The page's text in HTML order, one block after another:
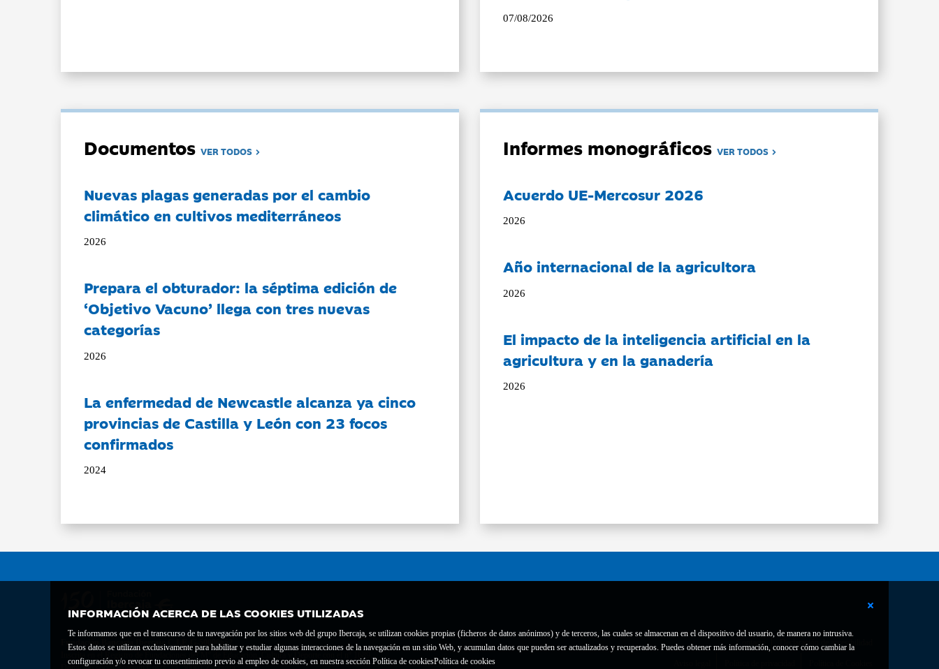
INFORMACIÓN ACERCA DE LAS COOKIES UTILIZADAS
Te informamos que en el transcurso de tu navegación por los sitios web del grupo Ibercaja, se utilizan cookies propias (ficheros de datos anónimos) y de terceros, las cuales se almacenan en el dispositivo del usuario, de manera no intrusiva.
Estos datos se utilizan exclusivamente para habilitar y estudiar algunas interacciones de la navegación en un sitio Web, y acumulan datos que pueden ser actualizados y recuperados. Puedes obtener más información, conocer cómo cambiar la
configuración y/o revocar tu consentimiento previo al empleo de cookies, en nuestra sección Política de cookiesPolítica de cookies
07/08/2026
DocumentosVER TODOS
Nuevas plagas generadas por el cambio
climático en cultivos mediterráneos
2026
Prepara el obturador: la séptima edición de
‘Objetivo Vacuno’ llega con tres nuevas
categorías
2026
La enfermedad de Newcastle alcanza ya cinco
provincias de Castilla y León con 23 focos
confirmados
2024
Informes monográficosVER TODOS
Acuerdo UE-Mercosur 2026
2026
Año internacional de la agricultora
2026
El impacto de la inteligencia artificial en la
agricultura y en la ganadería
2026
Fundación Bancaria Ibercaja C.I.F. G-50000652.
Inscrita en el Registro de Fundaciones del Mº de Educación, Cultura y Deporte con el nº 1689.
Contacto Declaración de accesibilidad